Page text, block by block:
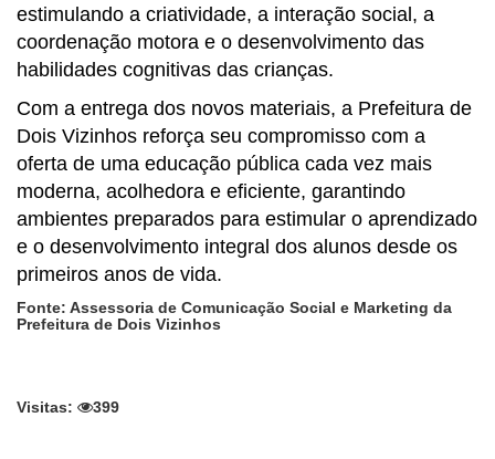
estimulando a criatividade, a interação social, a
coordenação motora e o desenvolvimento das
habilidades cognitivas das crianças.
Com a entrega dos novos materiais, a Prefeitura de
Dois Vizinhos reforça seu compromisso com a
oferta de uma educação pública cada vez mais
moderna, acolhedora e eficiente, garantindo
ambientes preparados para estimular o aprendizado
e o desenvolvimento integral dos alunos desde os
primeiros anos de vida.
Fonte: Assessoria de Comunicação Social e Marketing da
Prefeitura de Dois Vizinhos
Visitas: 399